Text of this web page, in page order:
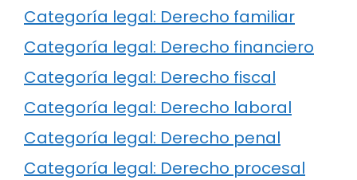
Categoría legal: Derecho familiar
Categoría legal: Derecho financiero
Categoría legal: Derecho fiscal
Categoría legal: Derecho laboral
Categoría legal: Derecho penal
Categoría legal: Derecho procesal